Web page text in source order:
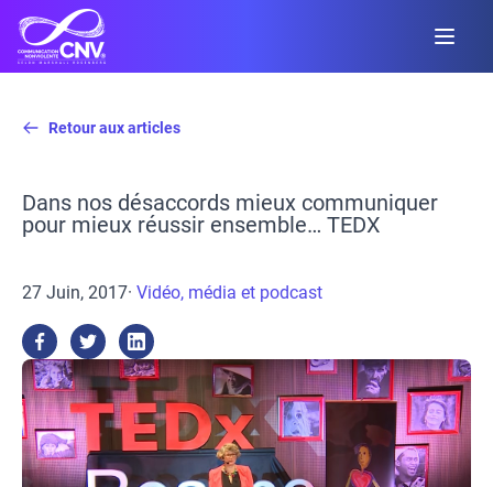
Retour aux articles
Dans nos désaccords mieux communiquer
pour mieux réussir ensemble… TEDX
27 Juin, 2017· Vidéo, média et podcast